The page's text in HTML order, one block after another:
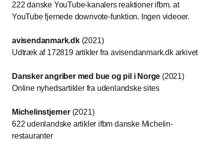
222 danske YouTube-kanalers reaktioner ifbm. at
YouTube fjernede downvote-funktion. Ingen videoer.
avisendanmark.dk(2021)
Udtræk af 172819 artikler fra avisendanmark.dk arkivet
Dansker angriber med bue og pil i Norge (2021)
Online nyhedsartikler fra udenlandske sites
Michelinstjerner(2021)
622 udenlandske artikler ifbm danske Michelin-
restauranter